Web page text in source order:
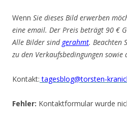
Wenn Sie dieses Bild erwerben
eine email. Der Preis beträgt 90 €
Alle Bilder sind gerahmt. Beachten
zu den Verkaufsbedingungen sowie
Kontakt: tagesblog@torsten-
Fehler: Kontaktformular wurde